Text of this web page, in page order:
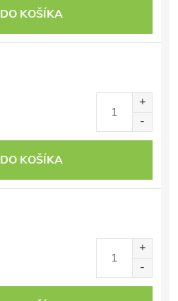
DO KOŠÍKA
DO KOŠÍKA